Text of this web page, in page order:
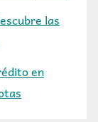
las
en